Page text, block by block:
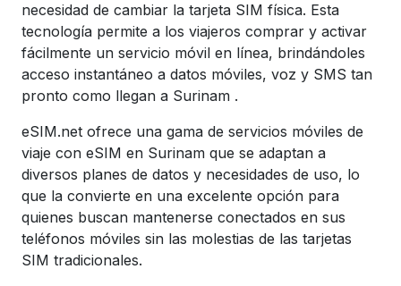
necesidad de cambiar la tarjeta SIM física. Esta
tecnología permite a los viajeros comprar y activar
fácilmente un servicio móvil en línea, brindándoles
acceso instantáneo a datos móviles, voz y SMS tan
pronto como llegan a Surinam .
eSIM.net ofrece una gama de servicios móviles de
viaje con eSIM en Surinam que se adaptan a
diversos planes de datos y necesidades de uso, lo
que la convierte en una excelente opción para
quienes buscan mantenerse conectados en sus
teléfonos móviles sin las molestias de las tarjetas
SIM tradicionales.